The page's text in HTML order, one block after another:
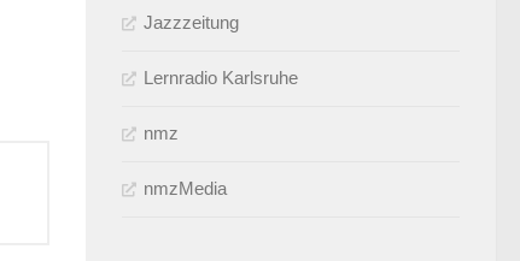
Jazzzeitung
Lernradio Karlsruhe
nmz
nmzMedia